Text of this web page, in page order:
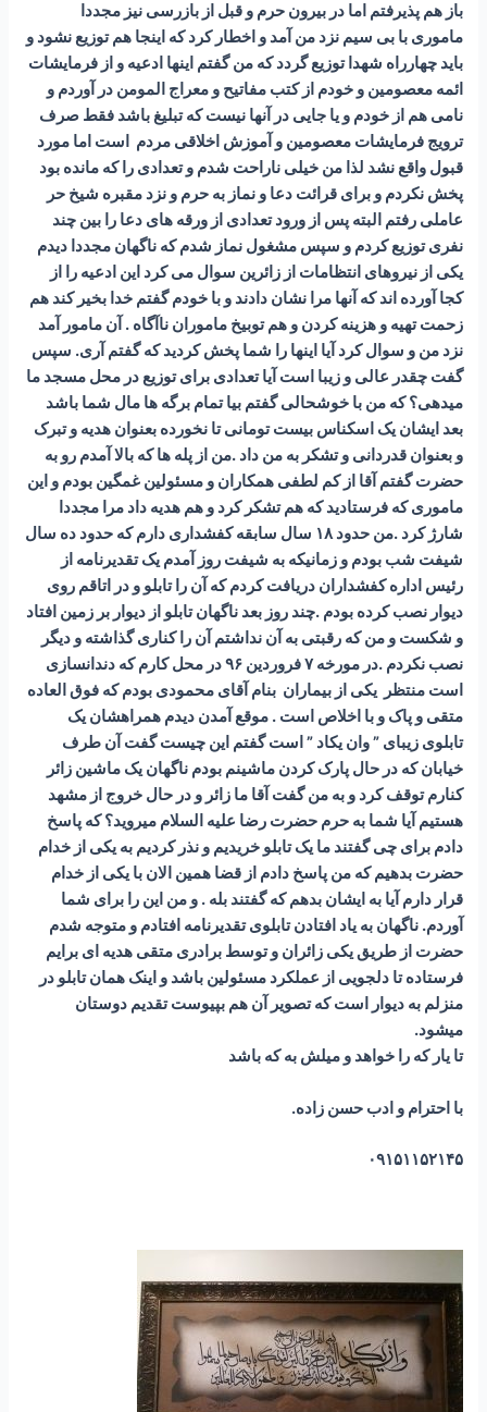
باز هم پذیرفتم اما در بیرون حرم و قبل از بازرسی نیز مجددا
ماموری با بی سیم نزد من آمد و اخطار کرد که اینجا هم توزیع نشود و
باید چهارراه شهدا توزیع گردد که من گفتم اینها ادعیه و از فرمایشات
ائمه معصومین و خودم از کتب مفاتیح و معراج المومن در آوردم و
نامی هم از خودم و یا جایی در آنها نیست که تبلیغ باشد فقط صرف
ترویج فرمایشات معصومین و آموزش اخلاقی مردم است اما مورد
قبول واقع نشد لذا من خیلی ناراحت شدم و تعدادی را که مانده بود
پخش نکردم و برای قرائت دعا و نماز به حرم و نزد مقبره شیخ حر
عاملی رفتم البته پس از ورود تعدادی از ورقه های دعا را بین چند
نفری توزیع کردم و سپس مشغول نماز شدم که ناگهان مجددا دیدم
یکی از نیروهای انتظامات از زائرین سوال می کرد این ادعیه را از
کجا آورده اند که آنها مرا نشان دادند و با خودم گفتم خدا بخیر کند هم
زحمت تهیه و هزینه کردن و هم توبیخ ماموران ناآگاه . آن مامور آمد
نزد من و سوال کرد آیا اینها را شما پخش کردید که گفتم آری. سپس
گفت چقدر عالی و زیبا است آیا تعدادی برای توزیع در محل مسجد ما
میدهی؟ که من با خوشحالی گفتم بیا تمام برگه ها مال شما باشد
بعد ایشان یک اسکناس بیست تومانی تا نخورده بعنوان هدیه و تبرک
و بعنوان قدردانی و تشکر به من داد .من از پله ها که بالا آمدم رو به
حضرت گفتم آقا از کم لطفی همکاران و مسئولین غمگین بودم و این
ماموری که فرستادید که هم تشکر کرد و هم هدیه داد مرا مجددا
شارژ کرد .من حدود ۱۸ سال سابقه کفشداری دارم که حدود ده سال
شیفت شب بودم و زمانیکه به شیفت روز آمدم یک تقدیرنامه از
رئیس اداره کفشداران دریافت کردم که آن را تابلو و در اتاقم روی
دیوار نصب کرده بودم .چند روز بعد ناگهان تابلو از دیوار بر زمین افتاد
و شکست و من که رقبتی به آن نداشتم آن را کناری گذاشته و دیگر
نصب نکردم .در مورخه ۷ فروردین ۹۶ در محل کارم که دندانسازی
است منتظر یکی از بیماران بنام آقای محمودی بودم که فوق العاده
متقی و پاک و با اخلاص است . موقع آمدن دیدم همراهشان یک
تابلوی زیبای ” وان یکاد ” است گفتم این چیست گفت آن طرف
خیابان که در حال پارک کردن ماشینم بودم ناگهان یک ماشین زائر
کنارم توقف کرد و به من گفت آقا ما زائر و در حال خروج از مشهد
هستیم آیا شما به حرم حضرت رضا علیه السلام میروید؟ که پاسخ
دادم برای چی گفتند ما یک تابلو خریدیم و نذر کردیم به یکی از خدام
حضرت بدهیم که من پاسخ دادم از قضا همین الان با یکی از خدام
قرار دارم آیا به ایشان بدهم که گفتند بله . و من این را برای شما
آوردم. ناگهان به یاد افتادن تابلوی تقدیرنامه افتادم و متوجه شدم
حضرت از طریق یکی زائران و توسط برادری متقی هدیه ای برایم
فرستاده تا دلجویی از عملکرد مسئولین باشد و اینک همان تابلو در
منزلم به دیوار است که تصویر آن هم بپیوست تقدیم دوستان
میشود.
تا یار که را خواهد و میلش به که باشد
با احترام و ادب حسن زاده.
۰۹۱۵۱۱۵۲۱۴۵